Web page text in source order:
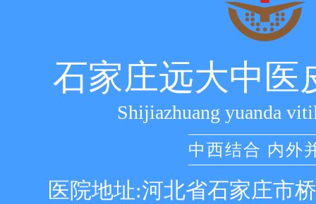
石家庄远大中医
Shijiazhuang yuanda
中西结合 内外
医院地址:河北省石家庄市